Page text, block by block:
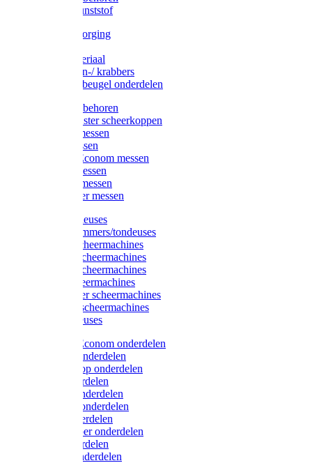
Voerbak kunststof
Klauwverzorging
Injectiemateriaal
Hoefmessen-/ krabbers
Hoefbekapbeugel onderdelen
Messen toebehoren
Moser & Oster scheerkoppen
Hauptner messen
Liscop messen
Aesculap/Econom messen
Heiniger messen
Constanta messen
FarmClipper messen
Moser tondeuses
Overige trimmers/tondeuses
Heiniger scheermachines
Hauptner scheermachines
Aesculap scheermachines
Liscop scheermachines
FarmClipper scheermachines
Constanta scheermachines
Wahl tondeuses
Aesculap/Econom onderdelen
Hauptner onderdelen
Lister/Liscop onderdelen
Eider onderdelen
Heiniger onderdelen
Constanta onderdelen
Moser onderdelen
Farm Clipper onderdelen
Oster onderdelen
TailWell onderdelen